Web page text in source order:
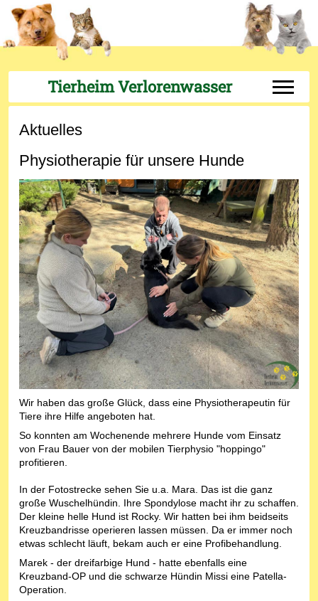
Tierheim Verlorenwasser Off-
Aktuelles
Physiotherapie für unsere Hunde
Wir haben das große Glück, dass eine Physiotherapeutin für
Tiere ihre Hilfe angeboten hat.
So konnten am Wochenende mehrere Hunde vom Einsatz
von Frau Bauer von der mobilen Tierphysio "hoppingo"
profitieren.
In der Fotostrecke sehen Sie u.a. Mara. Das ist die ganz
große Wuschelhündin. Ihre Spondylose macht ihr zu schaffen.
Der kleine helle Hund ist Rocky. Wir hatten bei ihm beidseits
Kreuzbandrisse operieren lassen müssen. Da er immer noch
etwas schlecht läuft, bekam auch er eine Profibehandlung.
Marek - der dreifarbige Hund - hatte ebenfalls eine
Kreuzband-OP und die schwarze Hündin Missi eine Patella-
Operation.